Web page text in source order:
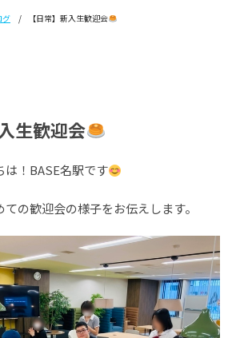
グ 【日常】新入生歓迎会
生歓迎会
は！BASE名駅です
の歓迎会の様子をお伝えします。